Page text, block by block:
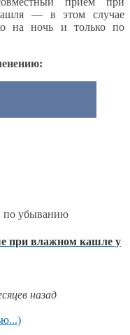
— в этом случае
на ночь и только по
по убыванию
при влажном кашле у
назад